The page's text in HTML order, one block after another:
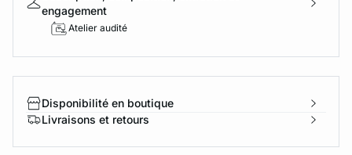
engagement
Atelier audité
Disponibilité en boutique
Livraisons et retours